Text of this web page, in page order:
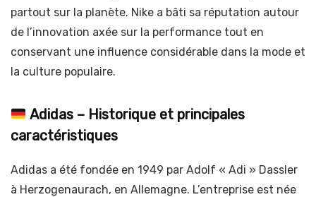
partout sur la planète. Nike a bâti sa réputation autour
de l’innovation axée sur la performance tout en
conservant une influence considérable dans la mode et
la culture populaire.
Adidas – Historique et principales
caractéristiques
Adidas a été fondée en 1949 par Adolf « Adi » Dassler
à Herzogenaurach, en Allemagne. L’entreprise est née